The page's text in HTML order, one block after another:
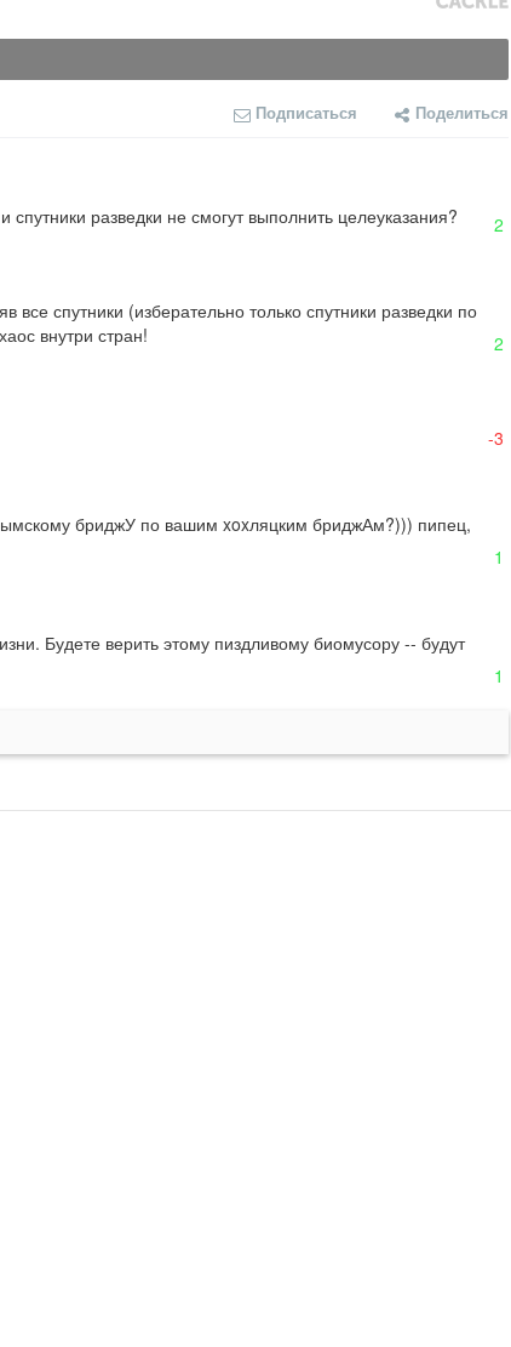
Подписаться Поделиться
разведки не смогут выполнить целеуказания? 2
спутники (изберательно только спутники разведки по
внутри стран!
2
-3
бриджУ по вашим xoxляцким бриджАм?))) пипец,
1
Будете верить этому пиздливому биомусору -- будут
1